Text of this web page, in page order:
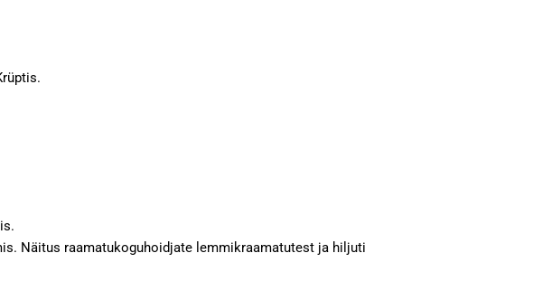
Näitus raamatukoguhoidjate lemmikraamatutest ja hiljuti